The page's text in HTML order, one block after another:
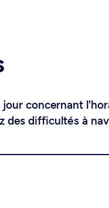
concernant
des difficultés à